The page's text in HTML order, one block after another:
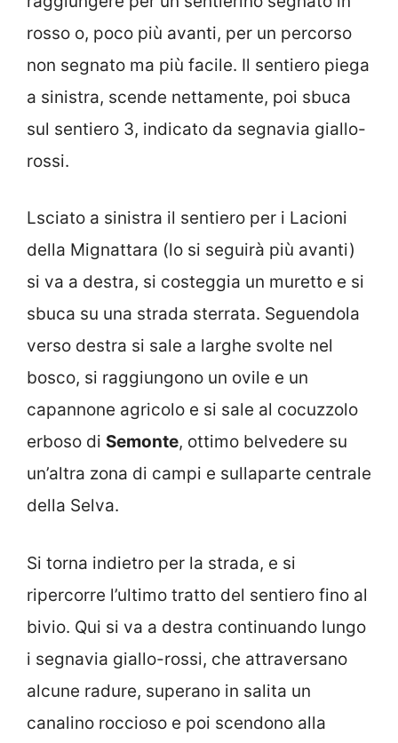
rosso o, poco più avanti, per un percorso
non segnato ma più facile. Il sentiero piega
a sinistra, scende nettamente, poi sbuca
sul sentiero 3, indicato da segnavia giallo-
rossi.
Lsciato a sinistra il sentiero per i Lacioni
della Mignattara (lo si seguirà più avanti)
si va a destra, si costeggia un muretto e si
sbuca su una strada sterrata. Seguendola
verso destra si sale a larghe svolte nel
bosco, si raggiungono un ovile e un
capannone agricolo e si sale al cocuzzolo
erboso di Semonte, ottimo belvedere su
un’altra zona di campi e sullaparte centrale
della Selva.
Si torna indietro per la strada, e si
ripercorre l’ultimo tratto del sentiero fino al
bivio. Qui si va a destra continuando lungo
i segnavia giallo-rossi, che attraversano
alcune radure, superano in salita un
canalino roccioso e poi scendono alla